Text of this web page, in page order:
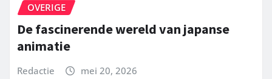
OVERIGE
De fascinerende wereld van japanse
animatie
Redactie mei 20, 2026